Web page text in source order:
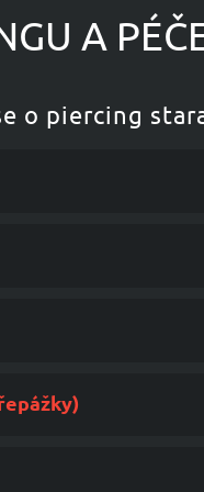
A
o piercing